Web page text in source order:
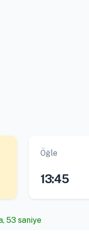
Öğle
13:45
53 saniye